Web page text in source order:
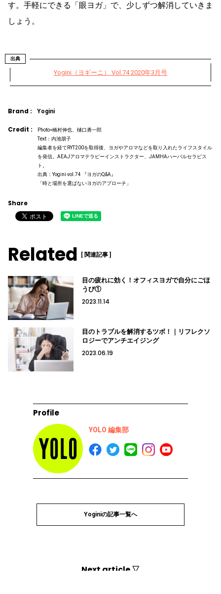
す。手軽にできる「眼ヨガ」で、少しずつ解消していきま
しょう。
出典
Yogini（ヨギーニ） Vol.74 2020年3月号
Brand : Yogini
Credit :
Photo=橋村伸也、樋口勇一郎
Text：内池朋子
編集者を経てRYT200を取得後、ヨガやアロマなどを取り入れたライフスタイル
を発信。AEAJアロマテラピーインストラクター、JAMHAハーバルセラピス
ト。
出典：Yogini vol.74 『ヨガのQ&A』
「時と場所を選ばないヨガのアプローチ」
Share
Related [ 関連記事 ]
目の疲れに効く！オフィスヨガで自分にごほ
うび①
2023.11.14
目のトラブルを解消するツボ！｜リフレクソ
ロジーでアンチエイジング
2023.06.19
Profile
YOLO 編集部
Yoginiの記事一覧へ
Next article ▽